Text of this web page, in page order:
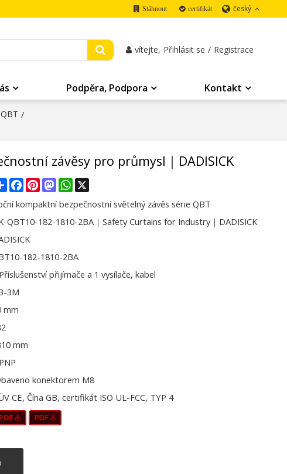
Stáhnout certifikát český
vítejte, Přihlásit se / Registrace
Podpěra, Podpora Kontakt
/
závěsy pro průmysl｜DADISICK
ShareFacebook
PinterestMastodonWhatsApp
kompaktní bezpečnostní světelný závěs série QBT
QBT10-182-1810-2BA｜Safety Curtains for Industry｜DADISICK
182-1810-2BA
přijímače a 1 vysílače, kabel
3M
mm
mm
konektorem M8
CE, Čína GB, certifikát ISO UL-FCC, TYP 4